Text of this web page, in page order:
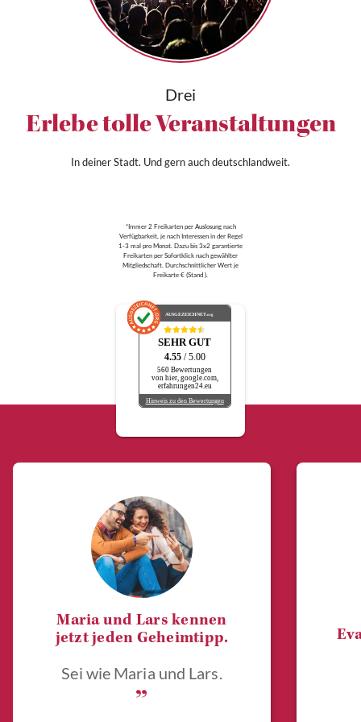
Drei
Erlebe tolle Veranstaltungen
In deiner Stadt. Und gern auch deutschlandweit.
*Immer 2 Freikarten per Auslosung nach
Verfügbarkeit, je nach Interessen in der Regel
1-3 mal pro Monat. Dazu bis 3x2 garantierte
Freikarten per Sofortklick nach gewählter
Mitgliedschaft. Durchschnittlicher Wert je
Freikarte € (Stand ).
AUSGEZEICHNET.org
SEHR GUT
4.55 / 5.00
560 Bewertungen
von hier, google.com,
erfahrungen24.eu
Hinweis zu den Bewertungen
Maria und Lars kennen
jetzt jeden Geheimtipp.
Sei wie Maria und Lars.
„